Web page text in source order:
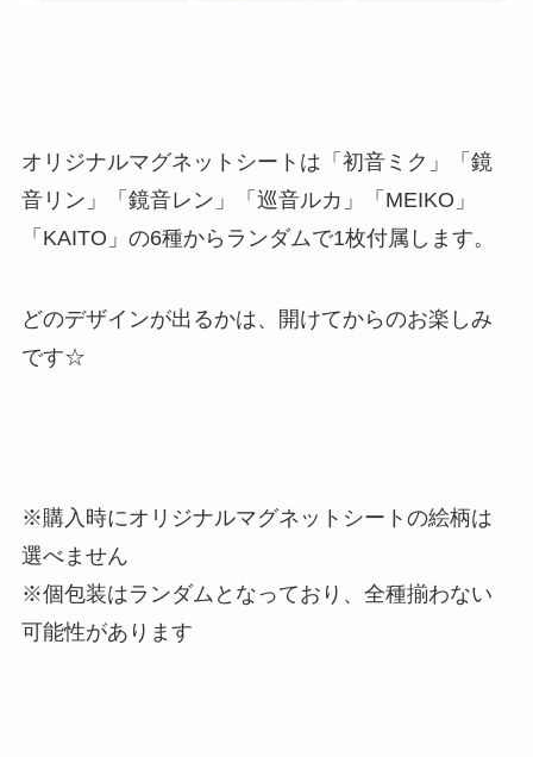
オリジナルマグネットシートは「初音ミク」「鏡
音リン」「鏡音レン」「巡音ルカ」「MEIKO」
「KAITO」の6種からランダムで1枚付属します。
どのデザインが出るかは、開けてからのお楽しみ
です☆
※購入時にオリジナルマグネットシートの絵柄は
選べません
※個包装はランダムとなっており、全種揃わない
可能性があります